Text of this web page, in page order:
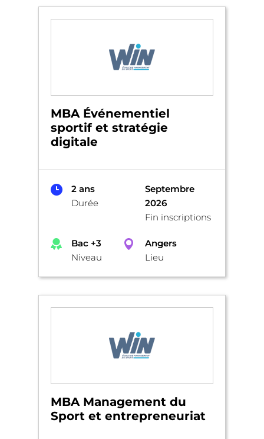
MBA Événementiel
sportif et stratégie
digitale
2 ans
Durée
Septembre
2026
Fin inscriptions
Bac +3
Niveau
Angers
Lieu
MBA Management du
Sport et entrepreneuriat